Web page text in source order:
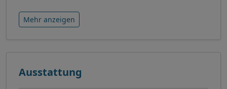
Mehr anzeigen
Ausstattung